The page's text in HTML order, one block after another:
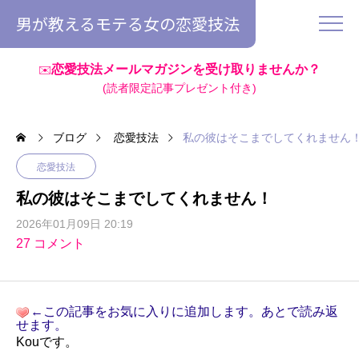
男が教えるモテる女の恋愛技法
✉️恋愛技法メールマガジンを受け取りませんか？
(読者限定記事プレゼント付き)
ブログ 恋愛技法 私の彼はそこまでしてくれません
恋愛技法
私の彼はそこまでしてくれません！
2026年01月09日 20:19
27 コメント
←この記事をお気に入りに追加します。あとで読み返
せます。
Kouです。